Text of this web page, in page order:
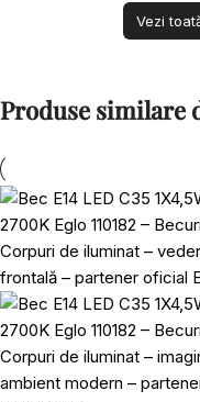
Vezi
Produse similare